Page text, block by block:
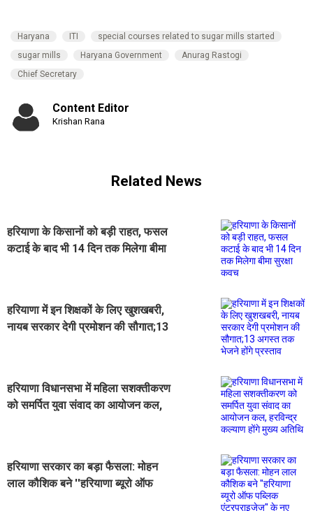
Haryana ITI
special courses related to sugar mills started
sugar mills
Haryana Government
Anurag Rastogi
Chief Secretary
Content Editor
Krishan Rana
Related News
हरियाणा के किसानों को बड़ी राहत, फसल
कटाई के बाद भी 14 दिन तक मिलेगा बीमा
हरियाणा में इन शिक्षकों के लिए खुशखबरी,
नायब सरकार देगी प्रमोशन की सौगात;13
हरियाणा विधानसभा में महिला सशक्तीकरण
को समर्पित युवा संवाद का आयोजन कल,
हरियाणा सरकार का बड़ा फैसला: मोहन
लाल कौशिक बने ''हरियाणा ब्यूरो ऑफ